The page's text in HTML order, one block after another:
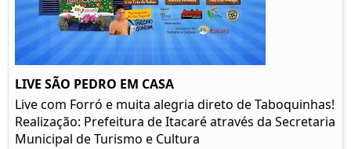
LIVE SÃO PEDRO EM CASA
Live com Forró e muita alegria direto de Taboquinhas!
Realização: Prefeitura de Itacaré através da Secretaria
Municipal de Turismo e Cultura